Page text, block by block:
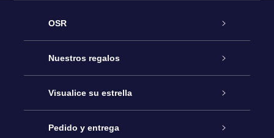
OSR
Atención
Contáctanos
Blog
Nuestros regalos
Regalo Estrella Online
Paquete de Regalo OSR
Visualice su estrella
Registro estelar
Pedido y entrega